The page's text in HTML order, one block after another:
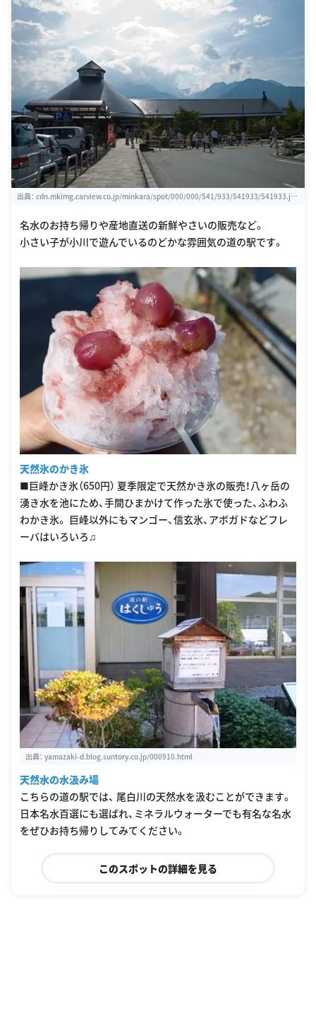
出典： cdn.mkimg.carview.co.jp/minkara/spot/000/000/541/933/541933/541933.jp
名水のお持ち帰りや産地直送の新鮮やさいの販売など。
小さい子が小川で遊んでいるのどかな雰囲気の道の駅です。
天然氷のかき氷
■巨峰かき氷（650円） 夏季限定で天然かき氷の販売！八ヶ岳の
湧き水を池にため、手間ひまかけて作った氷で使った、ふわふ
わかき氷。 巨峰以外にもマンゴー、信玄氷、アボガドなどフレ
ーバはいろいろ♫
出典： yamazaki-d.blog.suntory.co.jp/000910.html
天然水の水汲み場
こちらの道の駅では、 尾白川の天然水を汲むことができます。
日本名水百選にも選ばれ、ミネラルウォーターでも有名な名水
をぜひお持ち帰りしてみてください。
このスポットの詳細を見る